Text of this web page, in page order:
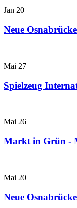
Jan 20
Neue
Mai 27
Spielzeug
Mai 26
Markt in Grün -
Mai 20
Neue